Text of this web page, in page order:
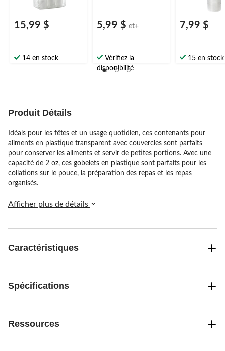
15,99 $
14 en stock
5,99 $ et+
Vérifiez la
disponibilité
7,99 $
15 en stock
Produit Détails
Idéals pour les fêtes et un usage quotidien, ces contenants pour
aliments en plastique transparent avec couvercles sont parfaits
pour conserver les aliments et servir de petites portions. Avec une
capacité de 2 oz, ces gobelets en plastique sont parfaits pour les
collations sur le pouce, la préparation des repas et les repas
organisés.
Afficher plus de détails
Caractéristiques
Spécifications
Ressources